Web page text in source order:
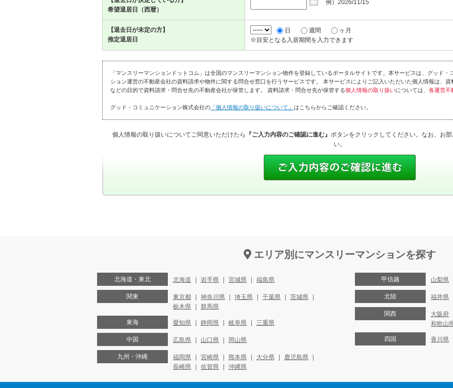
希望退居日（西暦）
例）2026/11/15
【退去日が未定の方】
推定退居日
日 週間
ヶ月
※目安となる入居期間を入力できます
「マンスリーマンションドットコム」は全国のマンスリーマンション物件を登録しているポータルサイトです。本サービスは、グッド
ション運営の不動産会社の資料請求や物件に関する問合せ窓口を行うサービスです。 本サービスによりご記入いただいた個人情報は、
などの目的で資料請求・問合せ先の不動産会社が保管します。 資料請求・問合せ先が保管する個人情報の取り扱いについては、 各運営不
グッド・コミュニケーション株式会社の 「個人情報の取り扱いについて」 はこちらからご確認ください。
個人情報の取り扱いについてご同意いただけたら 『ご入力内容のご確認に進む』 ボタンをクリックしてください。なお、お
い。
エリア別にマンスリーマンションを探す
北海道・東北 北海道 岩手県 宮城県 福島県
関東 東京都 神奈川県 埼玉県 千葉県
茨城県
栃木県
群馬県
東海 愛知県 静岡県 岐阜県 三重県
中国 広島県 山口県 岡山県
九州・沖縄 福岡県 宮崎県 熊本県 大分県
鹿児島県
長崎県
佐賀県 沖縄県
甲信越 山梨県
北陸 福井県
関西 大阪府
和歌山
四国 香川県